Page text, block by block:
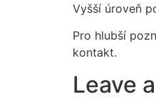
Vyšší úroveň
Pro hlubší
kontakt.
Leave